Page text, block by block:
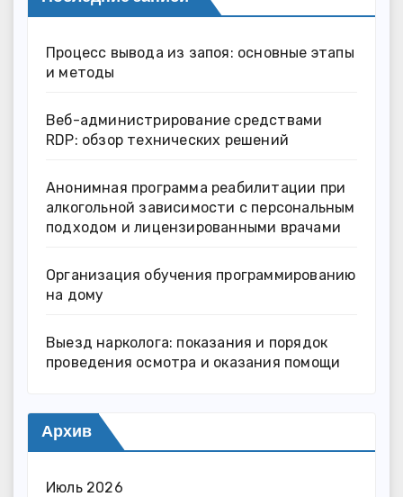
Процесс вывода из запоя: основные этапы
и методы
Веб-администрирование средствами
RDP: обзор технических решений
Анонимная программа реабилитации при
алкогольной зависимости с персональным
подходом и лицензированными врачами
Организация обучения программированию
на дому
Выезд нарколога: показания и порядок
проведения осмотра и оказания помощи
Архив
Июль 2026